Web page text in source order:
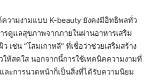
ความงามแบบ K-beauty ยังคงมีอิทธิพลทั่ว
รดูแลสุขภาพจากภายในผ่านอาหารเสริม
ช่น “โสมเกาหลี” ที่เชื่อว่าช่วยเสริมสร้าง
ให้สดใส นอกจากนี้การใช้เทคนิคความงามที่
ละการนวดหน้าก็เป็นสิ่งที่ได้รับความนิยม